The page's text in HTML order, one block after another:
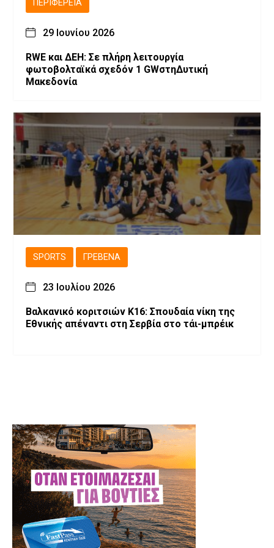
ΠΕΡΙΦΈΡΕΙΑ
29 Ιουνίου 2026
RWE και ΔΕΗ: Σε πλήρη λειτουργία
φωτοβολταϊκά σχεδόν 1 GWστηΔυτική
Μακεδονία
SPORTS ΓΡΕΒΕΝΆ
23 Ιουλίου 2026
Βαλκανικό κοριτσιών Κ16: Σπουδαία νίκη της
Εθνικής απέναντι στη Σερβία στο τάι-μπρέικ